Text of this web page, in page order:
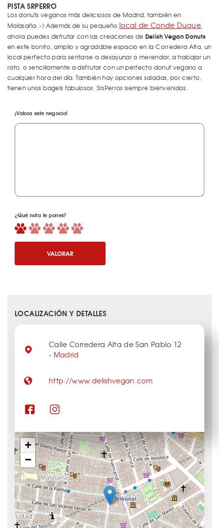
PISTA SRPERRO
Los donuts veganos más deliciosos de Madrid, también en
Malasaña :-) Además de su pequeño local de Conde Duque,
ahora puedes disfrutar con las creaciones de Delish Vegan Donuts
en este bonito, amplio y agradable espacio en la Corredera Alta, un
local perfecto para sentarse a desayunar o merendar, a trabajar un
rato, o sencillamente a disfrutar con un perfecto donut vegano a
cualquier hora del día. También hay opciones saladas, por cierto,
tienen unos bagels fabulosos. SrsPerros siempre bienvenidos.
¡Valora este negocio!
¿Qué nota le pones?
VALORAR
LOCALIZACIÓN Y DETALLES
+
−
Calle Corredera Alta de San Pablo 12
- Madrid
http://www.delishvegan.com